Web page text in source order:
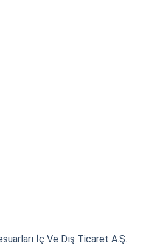
İç Ve Dış Ticaret A.Ş.